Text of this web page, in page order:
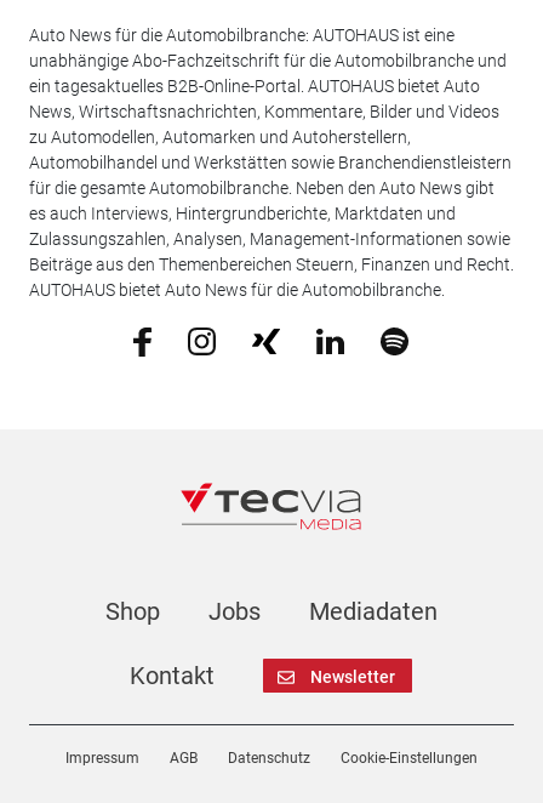
Auto News für die Automobilbranche: AUTOHAUS ist eine
unabhängige Abo-Fachzeitschrift für die Automobilbranche und
ein tagesaktuelles B2B-Online-Portal. AUTOHAUS bietet Auto
News, Wirtschaftsnachrichten, Kommentare, Bilder und Videos
zu Automodellen, Automarken und Autoherstellern,
Automobilhandel und Werkstätten sowie Branchendienstleistern
für die gesamte Automobilbranche. Neben den Auto News gibt
es auch Interviews, Hintergrundberichte, Marktdaten und
Zulassungszahlen, Analysen, Management-Informationen sowie
Beiträge aus den Themenbereichen Steuern, Finanzen und Recht.
AUTOHAUS bietet Auto News für die Automobilbranche.
Shop Jobs Mediadaten
Kontakt Newsletter
Impressum AGB Datenschutz Cookie-Einstellungen